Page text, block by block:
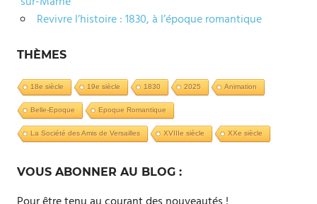
Revivre l’histoire : 1830, à l’époque romantique
THÈMES
18e siècle 19e siècle 1830 2025 Animation
Belle-Epoque Epoque Romantique
La Société des Amis de Versailles XVIIIe siècle XXe siècle
VOUS ABONNER AU BLOG :